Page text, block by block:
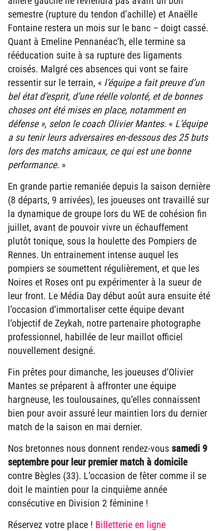
semestre (rupture du tendon d’achille) et Anaëlle
Fontaine restera un mois sur le banc – doigt cassé.
Quant à Emeline Pennanéac’h, elle termine sa
rééducation suite à sa rupture des ligaments
croisés. Malgré ces absences qui vont se faire
ressentir sur le terrain, « l’équipe a fait preuve d’un
bel état d’esprit, d’une réelle volonté, et de bonnes
choses ont été mises en place, notamment en
défense », selon le coach Olivier Mantes. « L’équipe
a su tenir leurs adversaires en-dessous des 25 buts
lors des matchs amicaux, ce qui est une bonne
performance. »
En grande partie remaniée depuis la saison dernière
(8 départs, 9 arrivées), les joueuses ont travaillé sur
la dynamique de groupe lors du WE de cohésion fin
juillet, avant de pouvoir vivre un échauffement
plutôt tonique, sous la houlette des Pompiers de
Rennes. Un entrainement intense auquel les
pompiers se soumettent régulièrement, et que les
Noires et Roses ont pu expérimenter à la sueur de
leur front. Le Média Day début août aura ensuite été
l’occasion d’immortaliser cette équipe devant
l’objectif de Zeykah, notre partenaire photographe
professionnel, habillée de leur maillot officiel
nouvellement designé.
Fin prêtes pour dimanche, les joueuses d’Olivier
Mantes se préparent à affronter une équipe
hargneuse, les toulousaines, qu’elles connaissent
bien pour avoir assuré leur maintien lors du dernier
match de la saison en mai dernier.
Nos bretonnes nous donnent rendez-vous samedi 9
septembre pour leur premier match à domicile
contre Bègles (33). L’occasion de fêter comme il se
doit le maintien pour la cinquième année
consécutive en Division 2 féminine !
Réservez votre place ! Billetterie en ligne